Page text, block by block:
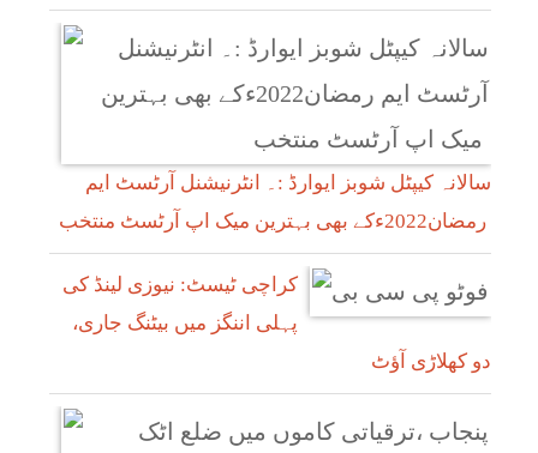
سالانہ کیپٹل شوبز ایوارڈ :۔ انٹرنیشنل آرٹسٹ ایم
کراچی ٹیسٹ: نیوزی لینڈ کی
پہلی اننگز میں بیٹنگ جاری،
دو کھلاڑی آؤٹ